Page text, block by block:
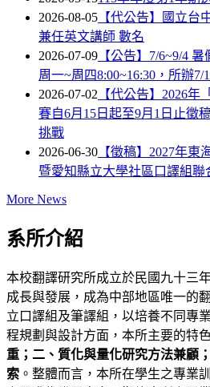
2026-08-05 【代公告】國立台
兼任英文講師 數名
2026-07-09 【公告】7/6~9/4
周一~周四8:00~16:30，所辦7/
2026-07-02 【代公告】2026
賽自6月15日起至9月1日止徵
挑戰
2026-06-30 【徵稿】2027年
暨愛知縣立大學社區口譯組聯
More News
系所介紹
本校翻譯研究所成立於民國九十三
成長與發展，成為中部地區唯一的
立口譯組及筆譯組，以培養不同專
程規劃與設計方面，本所主要的特
重；二、質化與量化研究方法兼顧
索 。整體而言，本所在學生之專業